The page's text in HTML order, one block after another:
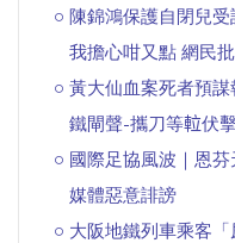
陳錦鴻保護自閉兒受
我擔心咁又點 網民
黃大仙血案死者預
鐵閘聲-攜刀等𨋢伏
國際足協風波｜恩
媒體惡意誹謗
大阪地鐵列車乘客